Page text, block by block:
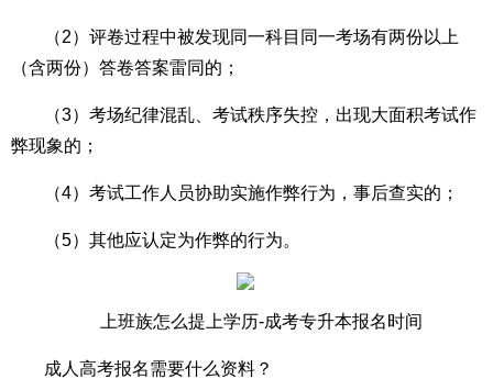
（2）评卷过程中被发现同一科目同一考场有两份以上
（含两份）答卷答案雷同的；
（3）考场纪律混乱、考试秩序失控，出现大面积考试作
弊现象的；
（4）考试工作人员协助实施作弊行为，事后查实的；
（5）其他应认定为作弊的行为。
上班族怎么提上学历-成考专升本报名时间
成人高考报名需要什么资料？